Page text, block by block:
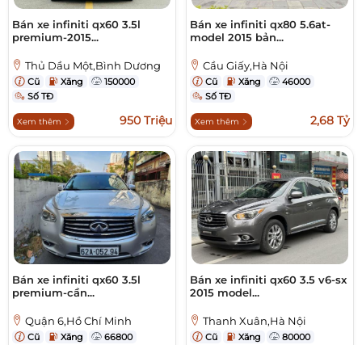
Bán xe infiniti qx60 3.5l
premium-2015...
Thủ Dầu Một,Bình Dương
Cũ Xăng
150000
Số TĐ
Xem thêm 950 Triệu
Bán xe infiniti qx80 5.6at-
model 2015 bản...
Cầu Giấy,Hà Nội
Cũ Xăng
46000
Số TĐ
Xem thêm 2,68 Tỷ
Bán xe infiniti qx60 3.5l
premium-cần...
Quận 6,Hồ Chí Minh
Cũ Xăng
66800
Bán xe infiniti qx60 3.5 v6-sx
2015 model...
Thanh Xuân,Hà Nội
Cũ Xăng
80000